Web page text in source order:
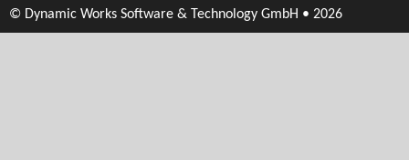
© Dynamic Works Software & Technology GmbH • 2026